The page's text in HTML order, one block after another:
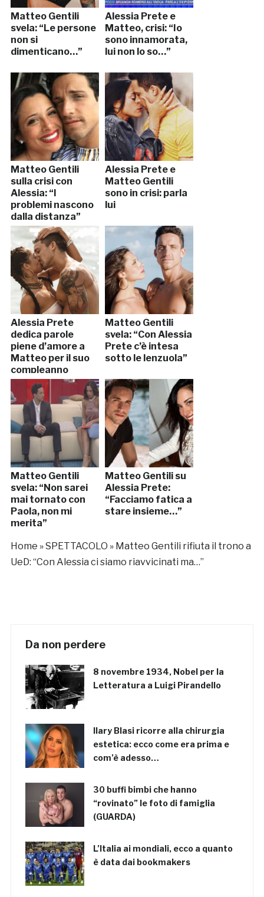
Matteo Gentili
svela: “Le persone
non si
dimenticano…”
Alessia Prete e
Matteo, crisi: “Io
sono innamorata,
lui non lo so…”
Matteo Gentili
sulla crisi con
Alessia: “I
problemi nascono
dalla distanza”
Alessia Prete e
Matteo Gentili
sono in crisi: parla
lui
Alessia Prete
dedica parole
piene d’amore a
Matteo per il suo
compleanno
Matteo Gentili
svela: “Con Alessia
Prete c’è intesa
sotto le lenzuola”
Matteo Gentili
svela: “Non sarei
mai tornato con
Paola, non mi
merita”
Matteo Gentili su
Alessia Prete:
“Facciamo fatica a
stare insieme…”
Home »SPETTACOLO » Matteo Gentili rifiuta il trono a
UeD: “Con Alessia ci siamo riavvicinati ma…”
Da non perdere
8 novembre 1934, Nobel per la
Letteratura a Luigi Pirandello
Ilary Blasi ricorre alla chirurgia
estetica: ecco come era prima e
com’è adesso…
30 buffi bimbi che hanno
“rovinato” le foto di famiglia
(GUARDA)
L’Italia ai mondiali, ecco a quanto
è data dai bookmakers